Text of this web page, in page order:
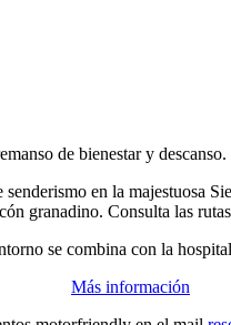
de bienestar y descanso.
en la majestuosa
granadino. Consulta las
se combina con la
Más información